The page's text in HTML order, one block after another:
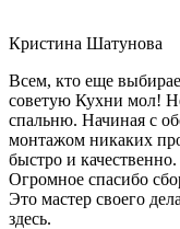
Кристина Шатунова
Всем, кто еще
советую Кухни мол!
спальню. Начиная с
монтажом никаких
быстро и
Огромное спасибо
Это мастер своего
здесь.